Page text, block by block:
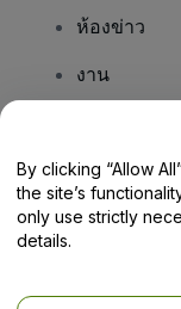
ห้องข่าว
งาน
Help
By clicking “Allow
the site’s
only use strictly
details.